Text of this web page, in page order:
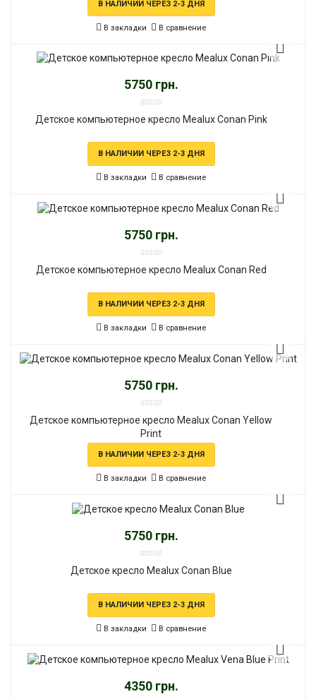
В НАЛИЧИИ ЧЕРЕЗ 2-3 ДНЯ
В закладки В сравнение
5750 грн.
Детское компьютерное кресло Mealux Conan Pink
В НАЛИЧИИ ЧЕРЕЗ 2-3 ДНЯ
В закладки В сравнение
5750 грн.
Детское компьютерное кресло Mealux Conan Red
В НАЛИЧИИ ЧЕРЕЗ 2-3 ДНЯ
В закладки В сравнение
5750 грн.
Детское компьютерное кресло Mealux Conan Yellow
Print
В НАЛИЧИИ ЧЕРЕЗ 2-3 ДНЯ
В закладки В сравнение
5750 грн.
Детское кресло Mealux Conan Blue
В НАЛИЧИИ ЧЕРЕЗ 2-3 ДНЯ
В закладки В сравнение
4350 грн.